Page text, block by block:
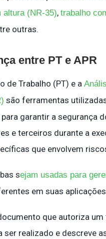
altura (NR-35), trabalho
outras.
entre PT e APR
de Trabalho (PT) e a
são ferramentas
garantir a segurança
e terceiros durante a
que envolvem
sejam usadas para
em suas
que autoriza um
ser realizado e descreve